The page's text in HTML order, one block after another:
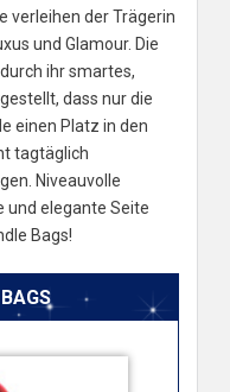
verleihen der Trägerin
und Glamour. Die
ihr smartes,
dass nur die
einen Platz in den
tagtäglich
Niveauvolle
und elegante Seite
Bags!